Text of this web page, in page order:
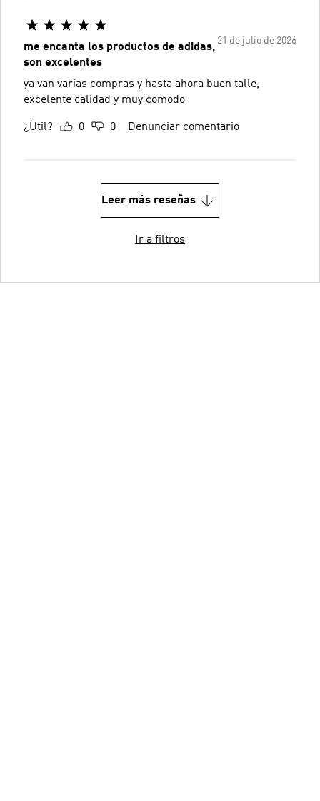
21 de julio de 2026
me encanta los productos de adidas,
son excelentes
ya van varias compras y hasta ahora buen talle,
excelente calidad y muy comodo
¿Útil? 0 0 Denunciar comentario
Leer más reseñas
Ir a filtros